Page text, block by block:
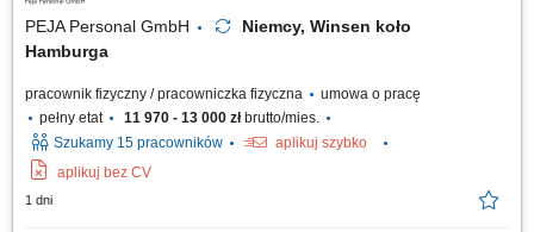
PEJA Personal GmbH
Niemcy, Winsen koło
Hamburga
pracownik fizyczny / pracowniczka fizyczna
umowa o pracę
pełny etat
11 970 - 13 000 złbrutto/mies.
Szukamy 15 pracowników
aplikuj szybko
aplikuj bez CV
1 dni